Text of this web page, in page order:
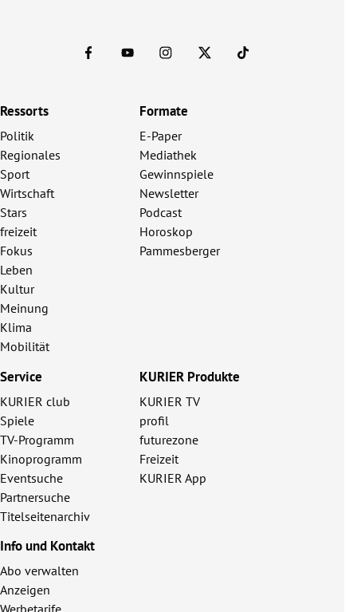
Ressorts
Politik
Regionales
Sport
Wirtschaft
Stars
freizeit
Fokus
Leben
Kultur
Meinung
Klima
Mobilität
Formate
E-Paper
Mediathek
Gewinnspiele
Newsletter
Podcast
Horoskop
Pammesberger
Service
KURIER club
Spiele
TV-Programm
Kinoprogramm
Eventsuche
Partnersuche
Titelseitenarchiv
KURIER Produkte
KURIER TV
profil
futurezone
Freizeit
KURIER App
Info und Kontakt
Abo verwalten
Anzeigen
Werbetarife